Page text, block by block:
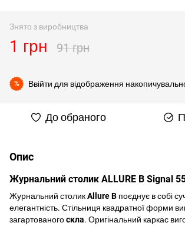
Знято з виробництва
1 грн 91 грн
% Ввійти для відображення
До обраного
Опис
Журнальний столик ALLURE B Signal
Журнальний столикAllure B поєднує в собі
елегантність. Стільниця квадратної форми
загартованогоскла. Оригінальний каркас